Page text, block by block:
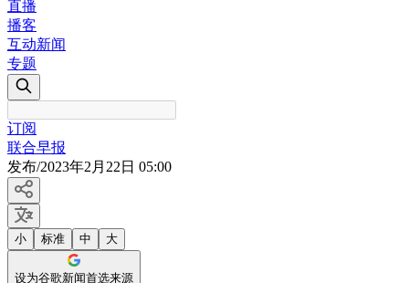
直播
播客
互动新闻
专题
订阅
联合早报
发布/2023年2月22日 05:00
小 标准 中 大
设为谷歌新闻首选来源